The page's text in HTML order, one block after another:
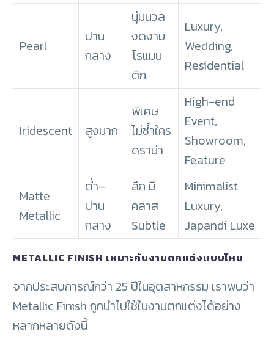
Pearl
ปาน
กลาง
นุ่มนวล
งดงาม
โรแมน
ติก
Luxury,
Wedding,
Residential
Iridescent สูงมาก
พิเศษ
ไม่ซ้ำใคร
ดราม่า
High-end
Event,
Showroom,
Feature
Matte
Metallic
ต่ำ–
ปาน
กลาง
ลึก มี
คลาส
Subtle
Minimalist
Luxury,
Japandi Luxe
METALLIC FINISH เหมาะกับงานตกแต่งแบบไหน
จากประสบการณ์กว่า 25 ปีในอุตสาหกรรม เราพบว่า
Metallic Finish ถูกนำไปใช้ในงานตกแต่งได้อย่าง
หลากหลายดังนี้